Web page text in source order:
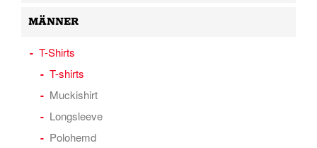
MÄNNER
T-Shirts
T-shirts
Muckishirt
Longsleeve
Polohemd